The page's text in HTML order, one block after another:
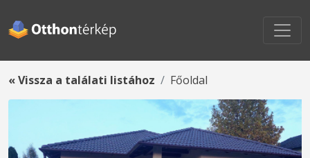
« Vissza a találati listához Főoldal